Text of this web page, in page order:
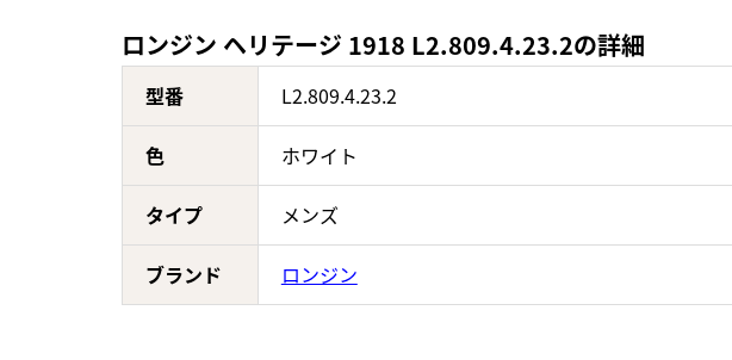
ロンジン ヘリテージ 1918 L2.809.4.23.2の詳細
型番 L2.809.4.23.2
色 ホワイト
タイプ メンズ
ブランド ロンジン